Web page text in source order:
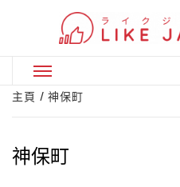
Primary
Menu
主頁 神保町
神保町